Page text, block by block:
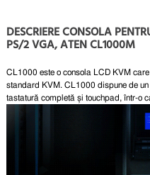
DESCRIERE CONSOLA
PS/2 VGA, ATEN CL1000M
CL1000 este o consola LCD KVM
standard KVM. CL1000 dispune de
tastatură completă și touchpad, într-o